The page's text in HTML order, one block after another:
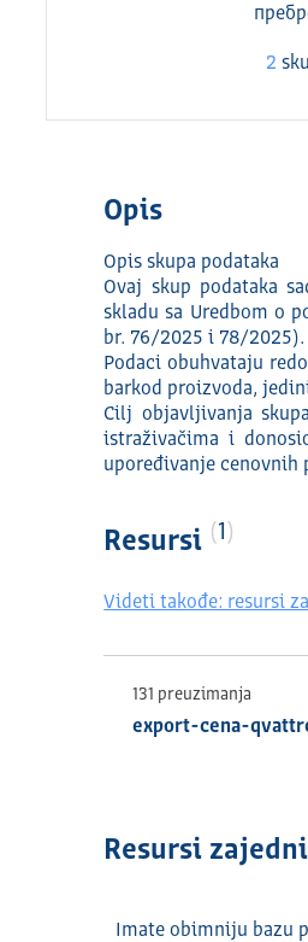
2
Opis
Opis skupa podataka
Ovaj skup podataka
skladu sa Uredbom o
br. 76/2025 i 78/2025).
Podaci obuhvataju
barkod proizvoda,
Cilj objavljivanja
istraživačima i
upoređivanje cenovnih
Resursi 1
Videti takođe: resursi
131 preuzimanja
export-cena-
Resursi
Imate obimniju bazu